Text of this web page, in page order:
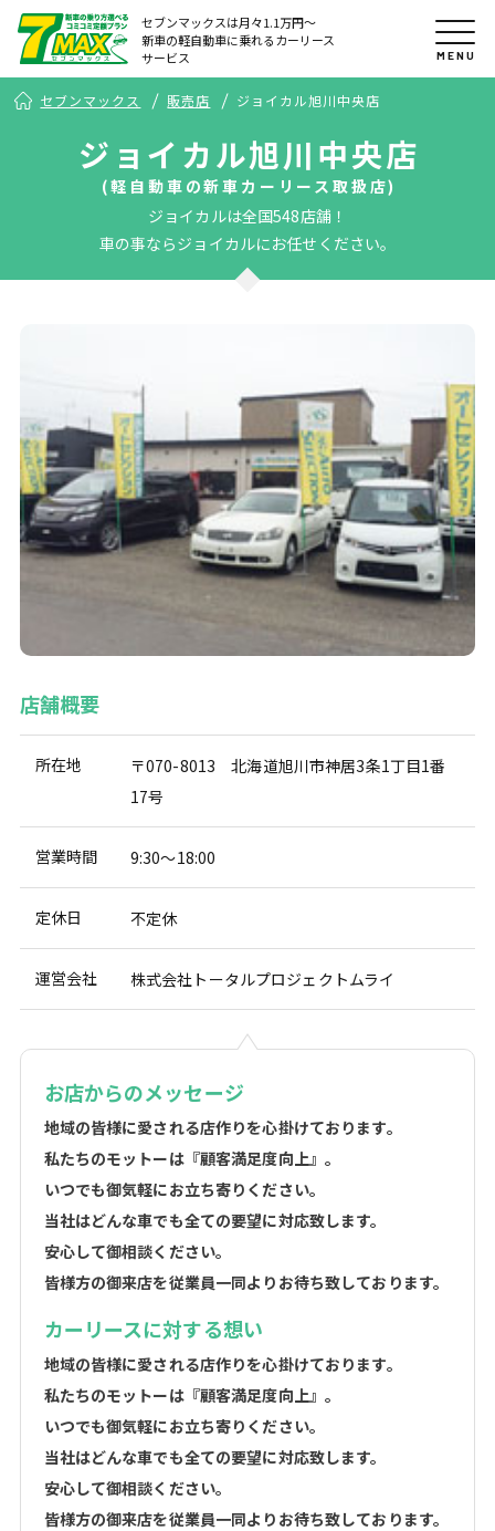
セブンマックスは月々1.1万円〜
新車の軽自動車に乗れるカーリース
サービス
MENU
セブンマックス 販売店 ジョイカル旭川中央店
ジョイカル旭川中央店
(軽自動車の新車カーリース取扱店)
ジョイカルは全国548店舗！
車の事ならジョイカルにお任せください。
店舗概要
所在地
〒070-8013 北海道旭川市神居3条1丁目1番
17号
営業時間 9:30～18:00
定休日 不定休
運営会社 株式会社トータルプロジェクトムライ
お店からのメッセージ
地域の皆様に愛される店作りを心掛けております。
私たちのモットーは『顧客満足度向上』。
いつでも御気軽にお立ち寄りください。
当社はどんな車でも全ての要望に対応致します。
安心して御相談ください。
皆様方の御来店を従業員一同よりお待ち致しております。
カーリースに対する想い
地域の皆様に愛される店作りを心掛けております。
私たちのモットーは『顧客満足度向上』。
いつでも御気軽にお立ち寄りください。
当社はどんな車でも全ての要望に対応致します。
安心して御相談ください。
皆様方の御来店を従業員一同よりお待ち致しております。